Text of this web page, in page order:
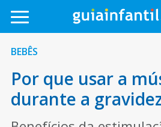
BEBÊS
Por que usar a
durante a